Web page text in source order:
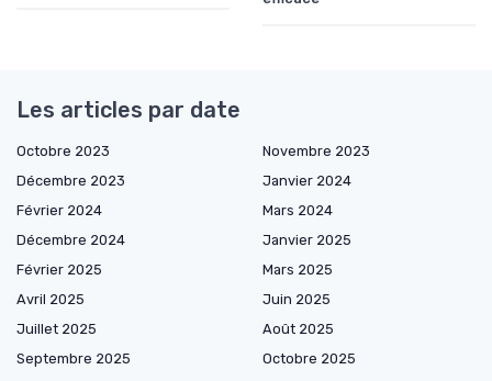
Les articles par date
Octobre 2023
Novembre 2023
Décembre 2023
Janvier 2024
Février 2024
Mars 2024
Décembre 2024
Janvier 2025
Février 2025
Mars 2025
Avril 2025
Juin 2025
Juillet 2025
Août 2025
Septembre 2025
Octobre 2025